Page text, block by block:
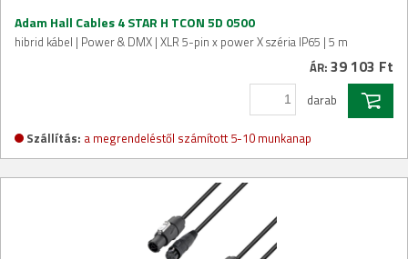
Adam Hall Cables 4 STAR H TCON 5D 0500
hibrid kábel | Power & DMX | XLR 5-pin x power X széria IP65 | 5 m
ÁR: 39 103 Ft
darab
Szállítás: a megrendeléstől számított 5-10 munkanap